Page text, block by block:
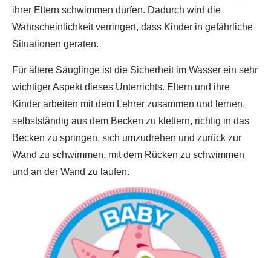
ihrer Eltern schwimmen dürfen. Dadurch wird die
Wahrscheinlichkeit verringert, dass Kinder in gefährliche
Situationen geraten.
Für ältere Säuglinge ist die Sicherheit im Wasser ein sehr
wichtiger Aspekt dieses Unterrichts. Eltern und ihre
Kinder arbeiten mit dem Lehrer zusammen und lernen,
selbstständig aus dem Becken zu klettern, richtig in das
Becken zu springen, sich umzudrehen und zurück zur
Wand zu schwimmen, mit dem Rücken zu schwimmen
und an der Wand zu laufen.